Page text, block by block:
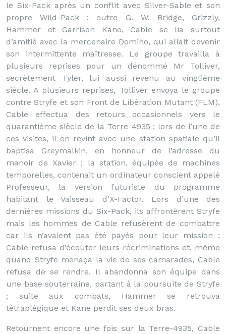
le Six-Pack après un conflit avec Silver-Sable et son
propre Wild-Pack ; outre G. W. Bridge, Grizzly,
Hammer et Garrison Kane, Cable se lia surtout
d’amitié avec la mercenaire Domino, qui allait devenir
son intermittente maîtresse. Le groupe travailla à
plusieurs reprises pour un dénommé Mr Tolliver,
secrètement Tyler, lui aussi revenu au vingtième
siècle. A plusieurs reprises, Tolliver envoya le groupe
contre Stryfe et son Front de Libération Mutant (FLM).
Cable effectua des retours occasionnels vers le
quarantième siècle de la Terre-4935 ; lors de l’une de
ces visites, il en revint avec une station spatiale qu’il
baptisa Greymalkin, en honneur de l’adresse du
manoir de Xavier ; la station, équipée de machines
temporelles, contenait un ordinateur conscient appelé
Professeur, la version futuriste du programme
habitant le Vaisseau d’X-Factor. Lors d’une des
dernières missions du Six-Pack, ils affrontèrent Stryfe
mais les hommes de Cable refusèrent de combattre
car ils n’avaient pas été payés pour leur mission ;
Cable refusa d’écouter leurs récriminations et, même
quand Stryfe menaça la vie de ses camarades, Cable
refusa de se rendre. Il abandonna son équipe dans
une base souterraine, partant à la poursuite de Stryfe
; suite aux combats, Hammer se retrouva
tétraplégique et Kane perdit ses deux bras.
Retournent encore une fois sur la Terre-4935, Cable